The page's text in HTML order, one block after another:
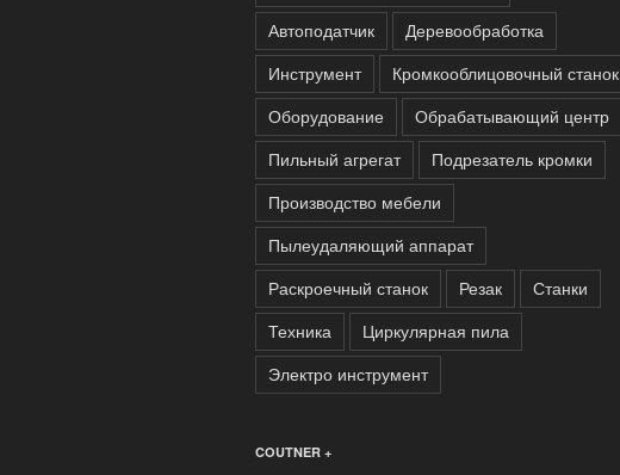
Автоподатчик
Деревообработка
Инструмент
Кромкооблицовочный станок
Оборудование
Обрабатывающий центр
Пильный агрегат
Подрезатель кромки
Производство мебели
Пылеудаляющий аппарат
Раскроечный станок
Резак
Станки
Техника
Циркулярная пила
Электро инструмент
COUTNER +